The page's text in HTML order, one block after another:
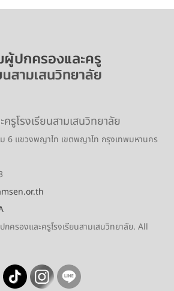
รูโรงเรียนสามเสนวิทยาลัย
6 แขวงพญาไท เขตพญาไท กรุงเทพมหานคร
ครองและครูโรงเรียนสามเสนวิทยาลัย. All